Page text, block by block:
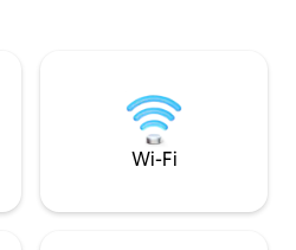
ロンとアイ
ム。
ーベッド、ハイチ
アメニティ、ベビ
Wi-Fi